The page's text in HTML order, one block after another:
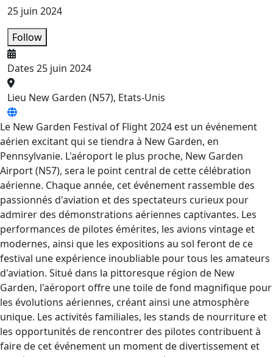
25 juin 2024
Follow
Dates 25 juin 2024
Lieu New Garden (N57), Etats-Unis
Le New Garden Festival of Flight 2024 est un événement
aérien excitant qui se tiendra à New Garden, en
Pennsylvanie. L'aéroport le plus proche, New Garden
Airport (N57), sera le point central de cette célébration
aérienne. Chaque année, cet événement rassemble des
passionnés d'aviation et des spectateurs curieux pour
admirer des démonstrations aériennes captivantes. Les
performances de pilotes émérites, les avions vintage et
modernes, ainsi que les expositions au sol feront de ce
festival une expérience inoubliable pour tous les amateurs
d'aviation. Situé dans la pittoresque région de New
Garden, l'aéroport offre une toile de fond magnifique pour
les évolutions aériennes, créant ainsi une atmosphère
unique. Les activités familiales, les stands de nourriture et
les opportunités de rencontrer des pilotes contribuent à
faire de cet événement un moment de divertissement et